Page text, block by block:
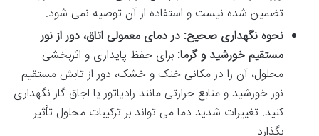
تضمین شده نیست و استفاده از آن توصیه نمی شود.
نحوه نگهداری صحیح: در دمای معمولی اتاق، دور از نور
مستقیم خورشید و گرما: برای حفظ پایداری و اثربخشی
محلول، آن را در مکانی خنک و خشک، دور از تابش مستقیم
نور خورشید و منابع حرارتی مانند رادیاتور یا اجاق گاز نگهداری
کنید. تغییرات شدید دما می تواند بر ترکیبات محلول تأثیر